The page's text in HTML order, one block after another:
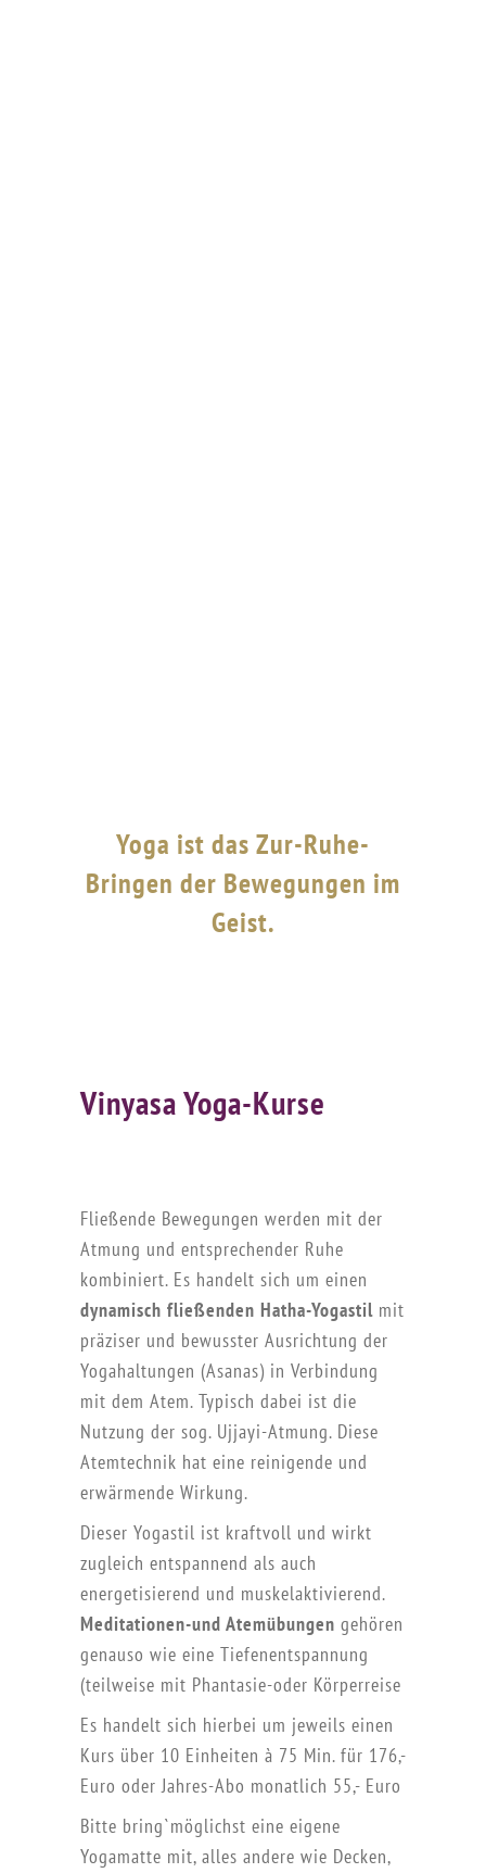
Yoga ist das Zur-Ruhe-
Bringen der Bewegungen im
Geist.
Vinyasa Yoga-Kurse
Fließende Bewegungen werden mit der
Atmung und entsprechender Ruhe
kombiniert. Es handelt sich um einen
dynamisch fließenden Hatha-Yogastil mit
präziser und bewusster Ausrichtung der
Yogahaltungen (Asanas) in Verbindung
mit dem Atem. Typisch dabei ist die
Nutzung der sog. Ujjayi-Atmung. Diese
Atemtechnik hat eine reinigende und
erwärmende Wirkung.
Dieser Yogastil ist kraftvoll und wirkt
zugleich entspannend als auch
energetisierend und muskelaktivierend.
Meditationen-und Atemübungen gehören
genauso wie eine Tiefenentspannung
(teilweise mit Phantasie-oder Körperreise
Es handelt sich hierbei um jeweils einen
Kurs über 10 Einheiten à 75 Min. für 176,-
Euro oder Jahres-Abo monatlich 55,- Euro
Bitte bring`möglichst eine eigene
Yogamatte mit, alles andere wie Decken,